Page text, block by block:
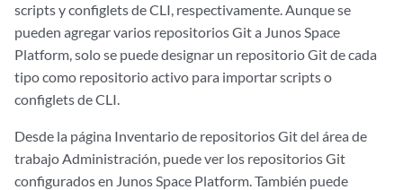
scripts y configlets de CLI, respectivamente. Aunque se
pueden agregar varios repositorios Git a Junos Space
Platform, solo se puede designar un repositorio Git de cada
tipo como repositorio activo para importar scripts o
configlets de CLI.
Desde la página Inventario de repositorios Git del área de
trabajo Administración, puede ver los repositorios Git
configurados en Junos Space Platform. También puede